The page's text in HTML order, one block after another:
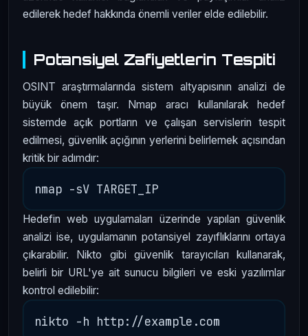
edilerek hedef hakkında önemli veriler elde edilebilir.
Potansiyel Zafiyetlerin Tespiti
OSINT araştırmalarında sistem altyapısının analizi de
büyük önem taşır. Nmap aracı kullanılarak hedef
sistemde açık portların ve çalışan servislerin tespit
edilmesi, güvenlik açığının yerlerini belirlemek açısından
kritik bir adımdır:
Hedefin web uygulamaları üzerinde yapılan güvenlik
analizi ise, uygulamanın potansiyel zayıflıklarını ortaya
çıkarabilir. Nikto gibi güvenlik tarayıcıları kullanarak,
belirli bir URL'ye ait sunucu bilgileri ve eski yazılımlar
kontrol edilebilir: